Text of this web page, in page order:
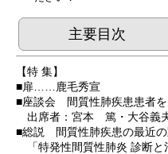
主要目次
【特 集】
■扉……鹿毛秀宣
■座談会 間質性肺疾患患者
出席者：宮本 篤・大谷義
■総説 間質性肺疾患の最近の
「特発性間質性肺炎 診断と